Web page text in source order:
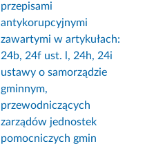
przepisami
antykorupcyjnymi
zawartymi w artykułach:
24b, 24f ust. l, 24h, 24i
ustawy o samorządzie
gminnym,
przewodniczących
zarządów jednostek
pomocniczych gmin